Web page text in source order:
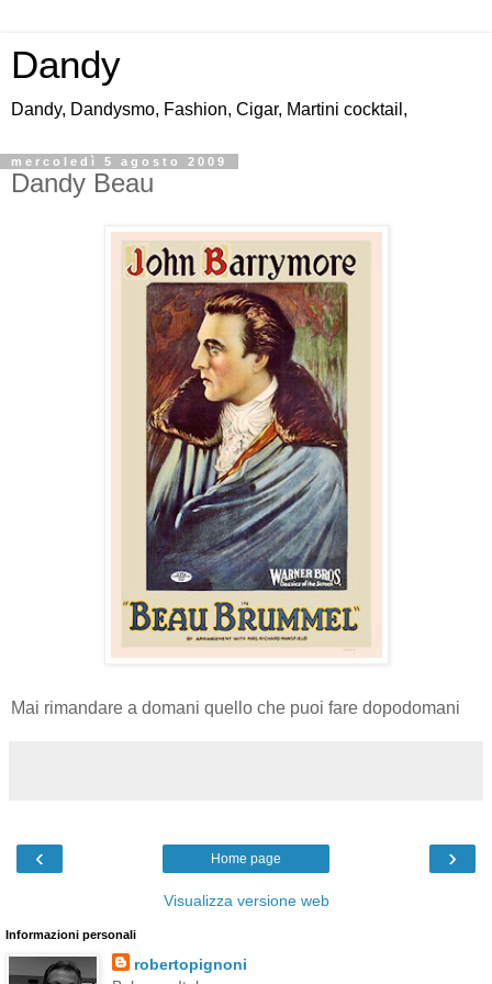
Dandy
Dandy, Dandysmo, Fashion, Cigar, Martini cocktail,
mercoledì 5 agosto 2009
Dandy Beau
Mai rimandare a domani quello che puoi fare dopodomani
‹ ›
Home page
Visualizza versione web
Informazioni personali
robertopignoni